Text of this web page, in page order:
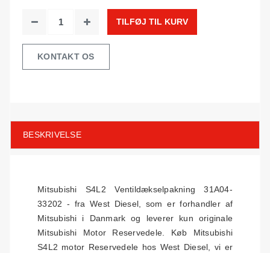
TILFØJ TIL KURV
KONTAKT OS
BESKRIVELSE
Mitsubishi S4L2 Ventildækselpakning 31A04-
33202 - fra West Diesel, som er forhandler af
Mitsubishi i Danmark og leverer kun originale
Mitsubishi Motor Reservedele. Køb Mitsubishi
S4L2 motor Reservedele hos West Diesel, vi er